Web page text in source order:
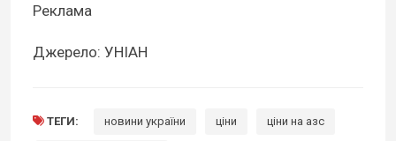
Реклама
Джерело: УНІАН
ТЕГИ: новини україни ціни ціни на азс